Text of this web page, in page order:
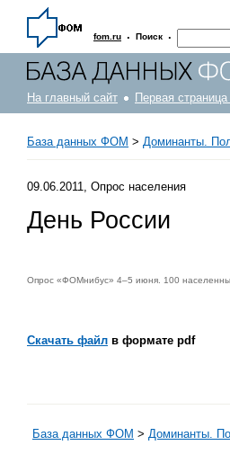
fom.ru · Поиск ·
На главный сайт Первая
База данных ФОМ > Доминанты.
09.06.2011, Опрос населения
День России
Опрос «ФОМнибус» 4–5 июня. 100
Скачать файл в формате pdf
База данных ФОМ > Доминанты.